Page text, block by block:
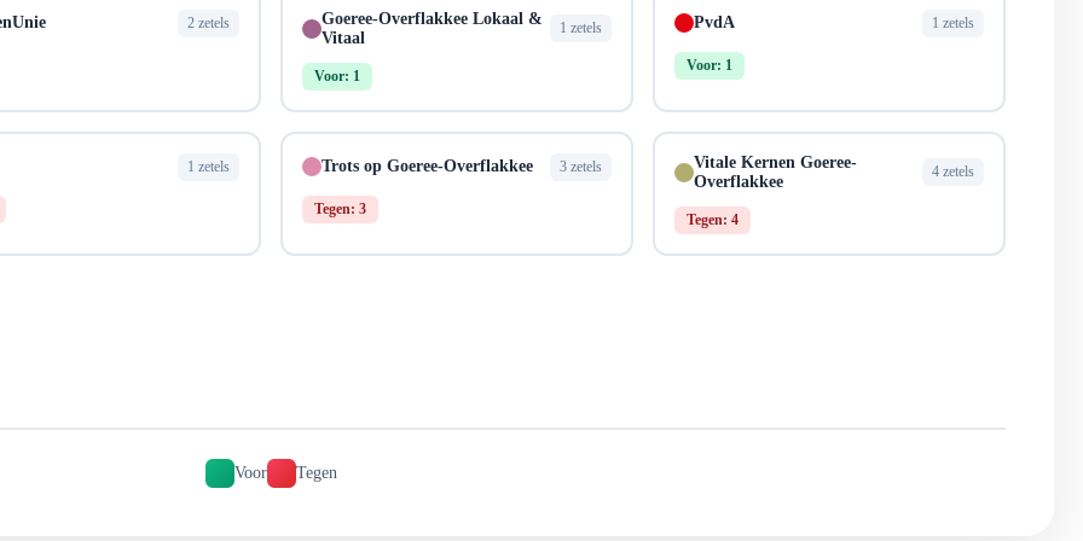
2 zetels
Goeree-Overflakkee Lokaal &
Vitaal
1 zetels
Voor: 1
PvdA 1 zetels
Voor: 1
1 zetels Trots op Goeree-Overflakkee 3 zetels
Tegen: 3
Vitale Kernen Goeree-
Overflakkee
4 zetels
Tegen: 4
Voor Tegen